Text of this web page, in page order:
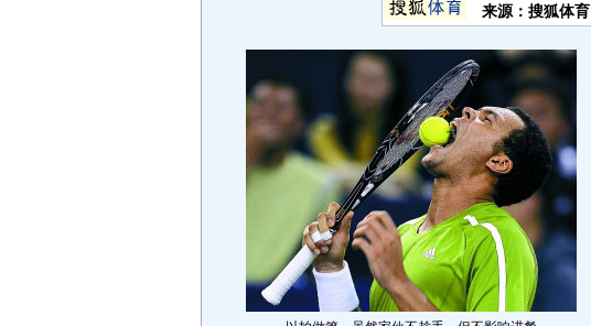
来源：搜狐体育